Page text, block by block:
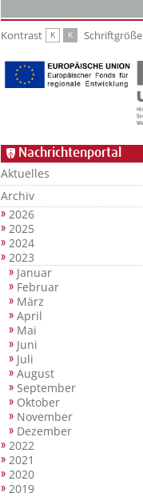
Kontrast K K Schriftgröße
Nachrichtenportal
Aktuelles
Archiv
2026
2025
2024
2023
Januar
Februar
März
April
Mai
Juni
Juli
August
September
Oktober
November
Dezember
2022
2021
2020
2019